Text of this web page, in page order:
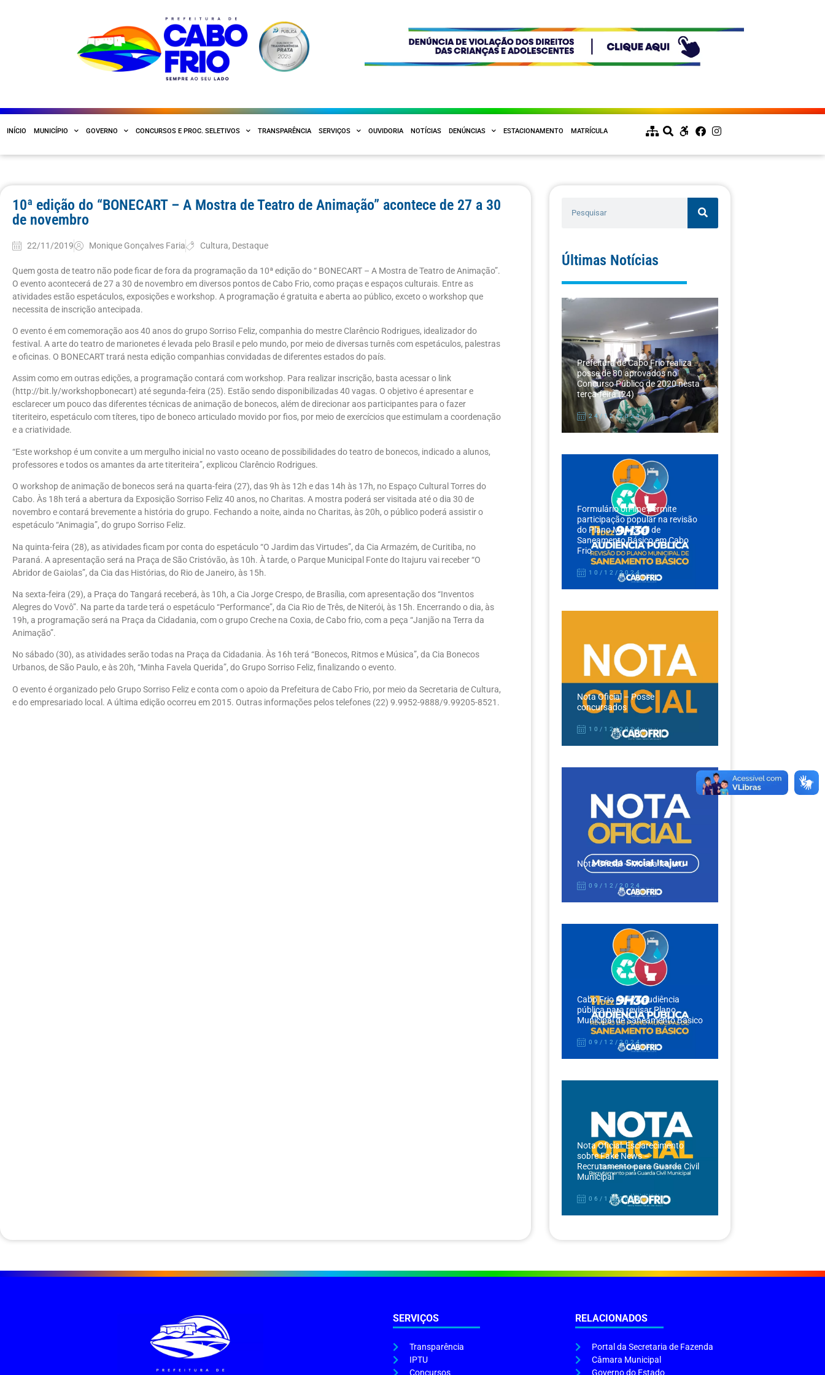
INÍCIO MUNICÍPIO GOVERNO CONCURSOS E PROC. SELETIVOS TRANSPARÊNCIA SERVIÇOS OUVIDORIA NOTÍCIAS DENÚNCIAS ESTACIONAMENTO MATRÍCULA
10ª edição do “BONECART – A Mostra de Teatro de Animação” acontece de 27 a 30
de novembro
22/11/2019 Monique Gonçalves Faria Cultura, Destaque
Quem gosta de teatro não pode ficar de fora da programação da 10ª edição do “ BONECART – A Mostra de Teatro de Animação”.
O evento acontecerá de 27 a 30 de novembro em diversos pontos de Cabo Frio, como praças e espaços culturais. Entre as
atividades estão espetáculos, exposições e workshop. A programação é gratuita e aberta ao público, exceto o workshop que
necessita de inscrição antecipada.
O evento é em comemoração aos 40 anos do grupo Sorriso Feliz, companhia do mestre Clarêncio Rodrigues, idealizador do
festival. A arte do teatro de marionetes é levada pelo Brasil e pelo mundo, por meio de diversas turnês com espetáculos, palestras
e oficinas. O BONECART trará nesta edição companhias convidadas de diferentes estados do país.
Assim como em outras edições, a programação contará com workshop. Para realizar inscrição, basta acessar o link
(http://bit.ly/workshopbonecart) até segunda-feira (25). Estão sendo disponibilizadas 40 vagas. O objetivo é apresentar e
esclarecer um pouco das diferentes técnicas de animação de bonecos, além de direcionar aos participantes para o fazer
titeriteiro, espetáculo com títeres, tipo de boneco articulado movido por fios, por meio de exercícios que estimulam a coordenação
e a criatividade.
“Este workshop é um convite a um mergulho inicial no vasto oceano de possibilidades do teatro de bonecos, indicado a alunos,
professores e todos os amantes da arte titeriteira”, explicou Clarêncio Rodrigues.
O workshop de animação de bonecos será na quarta-feira (27), das 9h às 12h e das 14h às 17h, no Espaço Cultural Torres do
Cabo. Às 18h terá a abertura da Exposição Sorriso Feliz 40 anos, no Charitas. A mostra poderá ser visitada até o dia 30 de
novembro e contará brevemente a história do grupo. Fechando a noite, ainda no Charitas, às 20h, o público poderá assistir o
espetáculo “Animagia”, do grupo Sorriso Feliz.
Na quinta-feira (28), as atividades ficam por conta do espetáculo “O Jardim das Virtudes”, da Cia Armazém, de Curitiba, no
Paraná. A apresentação será na Praça de São Cristóvão, às 10h. À tarde, o Parque Municipal Fonte do Itajuru vai receber “O
Abridor de Gaiolas”, da Cia das Histórias, do Rio de Janeiro, às 15h.
Na sexta-feira (29), a Praça do Tangará receberá, às 10h, a Cia Jorge Crespo, de Brasília, com apresentação dos “Inventos
Alegres do Vovô”. Na parte da tarde terá o espetáculo “Performance”, da Cia Rio de Três, de Niterói, às 15h. Encerrando o dia, às
19h, a programação será na Praça da Cidadania, com o grupo Creche na Coxia, de Cabo frio, com a peça “Janjão na Terra da
Animação”.
No sábado (30), as atividades serão todas na Praça da Cidadania. Às 16h terá “Bonecos, Ritmos e Música”, da Cia Bonecos
Urbanos, de São Paulo, e às 20h, “Minha Favela Querida”, do Grupo Sorriso Feliz, finalizando o evento.
O evento é organizado pelo Grupo Sorriso Feliz e conta com o apoio da Prefeitura de Cabo Frio, por meio da Secretaria de Cultura,
e do empresariado local. A última edição ocorreu em 2015. Outras informações pelos telefones (22) 9.9952-9888/9.99205-8521.
Últimas Notícias
Prefeitura de Cabo Frio realiza
posse de 80 aprovados no
Concurso Público de 2020 nesta
terça-feira (24)
24/12/2024
Formulário on-line permite
participação popular na revisão
do Plano Municipal de
Saneamento Básico em Cabo
Frio
10/12/2024
Nota Oficial – Posse
concursados
10/12/2024
Nota Oficial – Moeda Itajuru
09/12/2024
Cabo Frio realiza audiência
pública para revisar Plano
Municipal de Saneamento Básico
09/12/2024
Nota Oficial: Esclarecimento
sobre Fake News –
Recrutamento para Guarda Civil
Municipal
06/12/2024
SERVIÇOS
Transparência
IPTU
Concursos
RELACIONADOS
Portal da Secretaria de Fazenda
Câmara Municipal
Governo do Estado